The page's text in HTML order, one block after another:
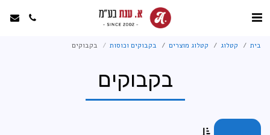
בית קטלוג קטלוג מוצרים בקבוקים וכוסות בקבוקים
בקבוקים